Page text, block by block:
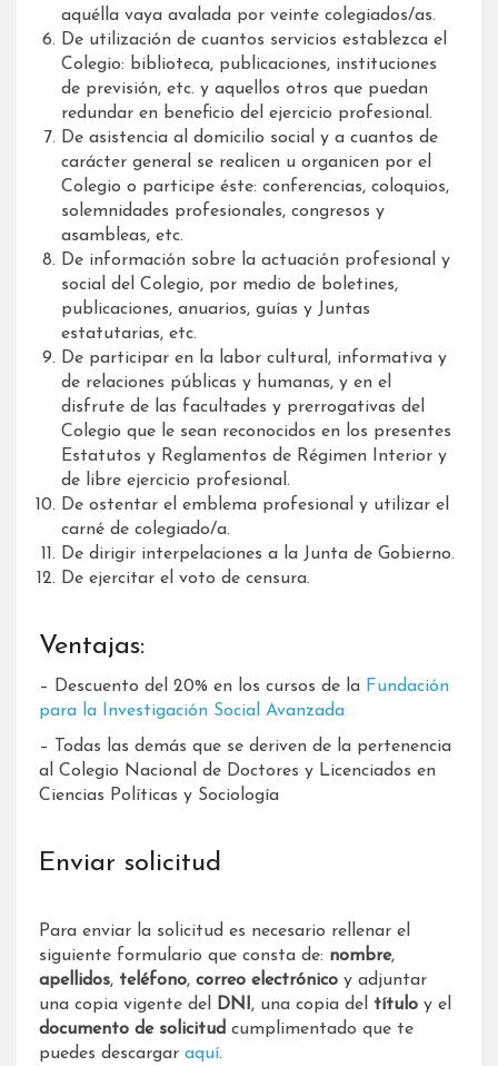
aquélla vaya avalada por veinte colegiados/as.
De utilización de cuantos servicios establezca el
Colegio: biblioteca, publicaciones, instituciones
de previsión, etc. y aquellos otros que puedan
redundar en beneficio del ejercicio profesional.
De asistencia al domicilio social y a cuantos de
carácter general se realicen u organicen por el
Colegio o participe éste: conferencias, coloquios,
solemnidades profesionales, congresos y
asambleas, etc.
De información sobre la actuación profesional y
social del Colegio, por medio de boletines,
publicaciones, anuarios, guías y Juntas
estatutarias, etc.
De participar en la labor cultural, informativa y
de relaciones públicas y humanas, y en el
disfrute de las facultades y prerrogativas del
Colegio que le sean reconocidos en los presentes
Estatutos y Reglamentos de Régimen Interior y
de libre ejercicio profesional.
De ostentar el emblema profesional y utilizar el
carné de colegiado/a.
De dirigir interpelaciones a la Junta de Gobierno.
De ejercitar el voto de censura.
Ventajas:
– Descuento del 20% en los cursos de la Fundación
para la Investigación Social Avanzada
– Todas las demás que se deriven de la pertenencia
al Colegio Nacional de Doctores y Licenciados en
Ciencias Políticas y Sociología
Enviar solicitud
Para enviar la solicitud es necesario rellenar el
siguiente formulario que consta de: nombre,
apellidos, teléfono, correo electrónico y adjuntar
una copia vigente del
DNI , una copia del título y el
documento de solicitud cumplimentado que te
puedes descargar aquí.